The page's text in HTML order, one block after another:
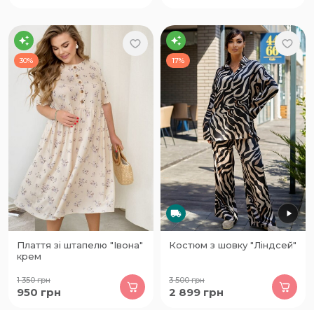
30%
Плаття зі штапелю "Івона"
крем
1 350грн
950 грн
17%
Костюм з шовку "Ліндсей"
3 500грн
2 899 грн